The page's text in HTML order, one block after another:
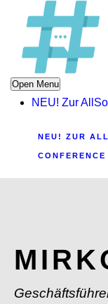
Open Menu
NEU! Zur
NEU! ZUR
CONFERENCE